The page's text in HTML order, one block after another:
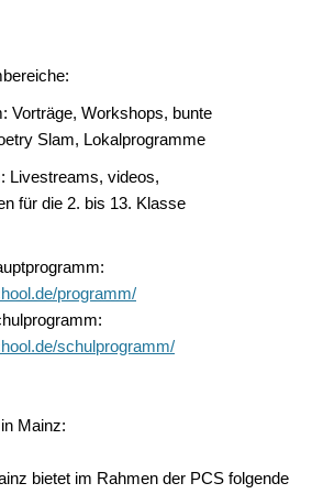
:
Vorträge, Workshops, bunte
Slam, Lokalprogramme
Livestreams, videos,
für die 2. bis 13. Klasse
programm/
schulprogramm/
Mainz:
bietet im Rahmen der PCS folgende